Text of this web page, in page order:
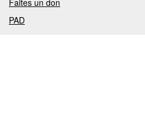
Faites un don
PAD